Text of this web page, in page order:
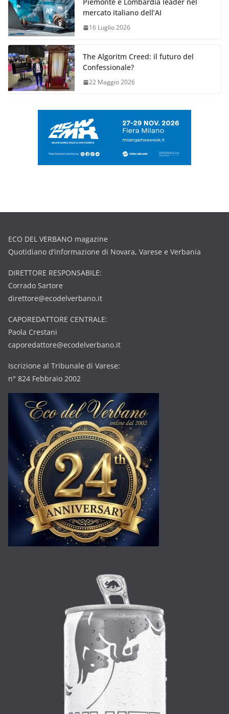
mercato italiano dell’AI
16 Luglio 2026
The Algoritm Creed: il futuro del
Confessionale?
22 Maggio 2026
ECO DEL VERBANO magazine
Quotidiano d’informazione di Novara, Varese e Verbania
DIRETTORE RESPONSABILE:
Corrado Sartore
direttore@ecodelverbano.it
CAPOREDATTORE CENTRALE:
Paola Crestani
caporedattore@ecodelverbano.it
Iscrizione al Tribunale di Varese:
n° 824 Febbraio 2002